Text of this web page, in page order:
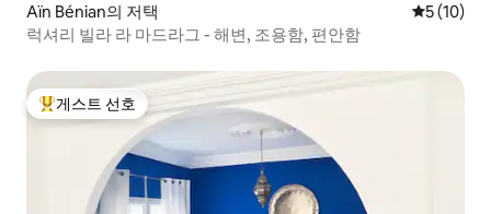
Aïn Bénian의 저택 평점 5점
5 (10)
럭셔리 빌라 라 마드라그 - 해변, 조용함, 편안함
상위 게스트 선호
게스트 선호